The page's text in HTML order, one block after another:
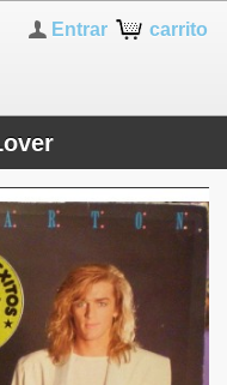
carrito
Entrar